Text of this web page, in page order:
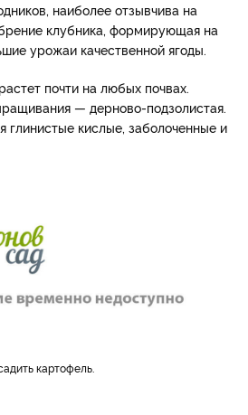
наиболее отзывчива на
клубника, формирующая на
урожаи качественной ягоды.
почти на любых почвах.
— дерново-подзолистая.
глинистые кислые, заболоченные и
картофель.